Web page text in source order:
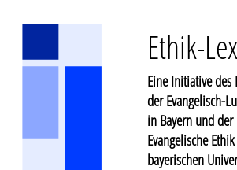
Ethik-
Eine Initiative des
der Evangelisch-
in Bayern und
Evangelische
bayerischen